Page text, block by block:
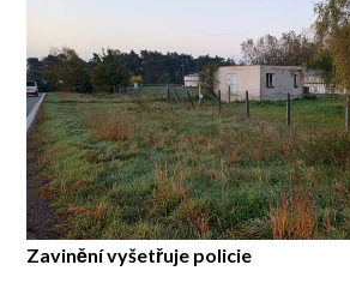
Zavinění vyšetřuje policie